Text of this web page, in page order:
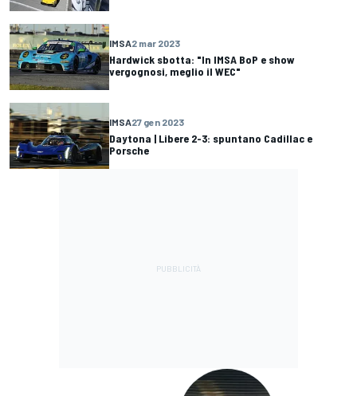
IMSA2 mar 2023
Hardwick sbotta: "In IMSA BoP e show
vergognosi, meglio il WEC"
IMSA27 gen 2023
Daytona | Libere 2-3: spuntano Cadillac e
Porsche